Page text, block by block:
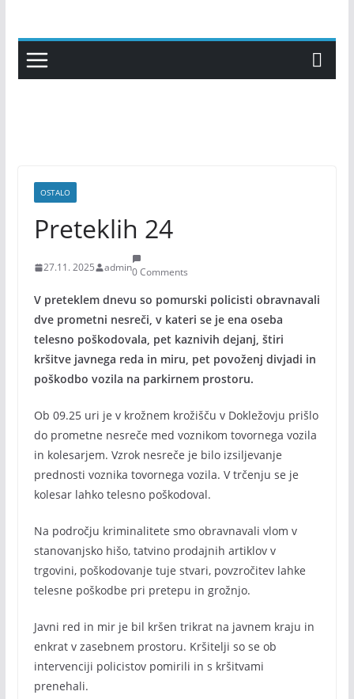
content
OSTALO
Preteklih 24
27.11. 2025 admin0 Comments
V preteklem dnevu so pomurski policisti obravnavali
dve prometni nesreči, v kateri se je ena oseba
telesno poškodovala, pet kaznivih dejanj, štiri
kršitve javnega reda in miru, pet povoženj divjadi in
poškodbo vozila na parkirnem prostoru.
Ob 09.25 uri je v krožnem krožišču v Dokležovju prišlo
do prometne nesreče med voznikom tovornega vozila
in kolesarjem. Vzrok nesreče je bilo izsiljevanje
prednosti voznika tovornega vozila. V trčenju se je
kolesar lahko telesno poškodoval.
Na področju kriminalitete smo obravnavali vlom v
stanovanjsko hišo, tatvino prodajnih artiklov v
trgovini, poškodovanje tuje stvari, povzročitev lahke
telesne poškodbe pri pretepu in grožnjo.
Javni red in mir je bil kršen trikrat na javnem kraju in
enkrat v zasebnem prostoru. Kršitelji so se ob
intervenciji policistov pomirili in s kršitvami
prenehali.